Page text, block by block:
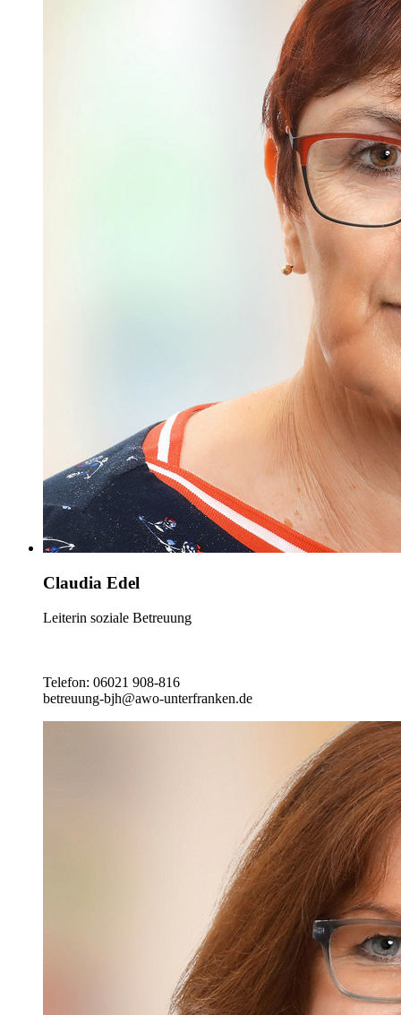
Claudia Edel
Leiterin soziale Betreuung
Telefon: 06021 908-816
betreuung-bjh@awo-unterfranken.de